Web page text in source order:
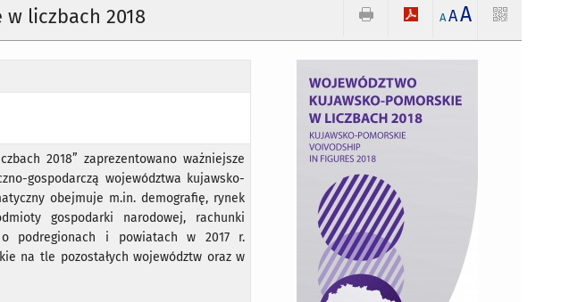
liczbach 2018 A AA
2018” zaprezentowano ważniejsze
gospodarczą województwa kujawsko-
obejmuje m.in. demografię, rynek
gospodarki narodowej, rachunki
podregionach i powiatach w 2017 r.
na tle pozostałych województw oraz w